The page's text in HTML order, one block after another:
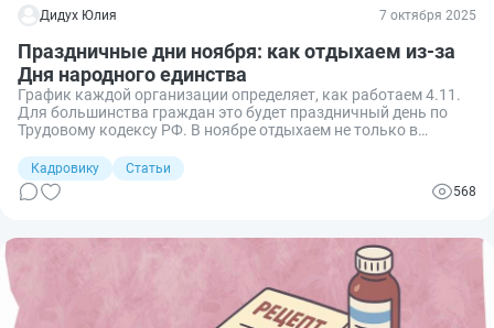
Дидух Юлия 7 октября 2025
Праздничные дни ноября: как отдыхаем из-за
Дня народного единства
График каждой организации определяет, как работаем 4.11.
Для большинства граждан это будет праздничный день по
Трудовому кодексу РФ. В ноябре отдыхаем не только в
выходной в честь Дня народного единства.
Кадровику
Статьи
568